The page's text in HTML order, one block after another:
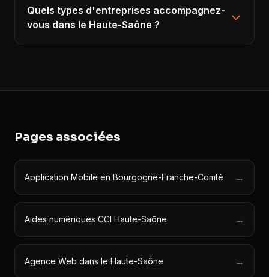
Quels types d'entreprises accompagnez-
vous dans le Haute-Saône ?
Pages associées
Application Mobile en Bourgogne-Franche-Comté →
Aides numériques CCI Haute-Saône →
Agence Web dans le Haute-Saône →